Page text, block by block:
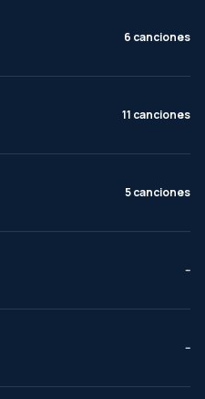
6 canciones
11 canciones
5 canciones
--
--